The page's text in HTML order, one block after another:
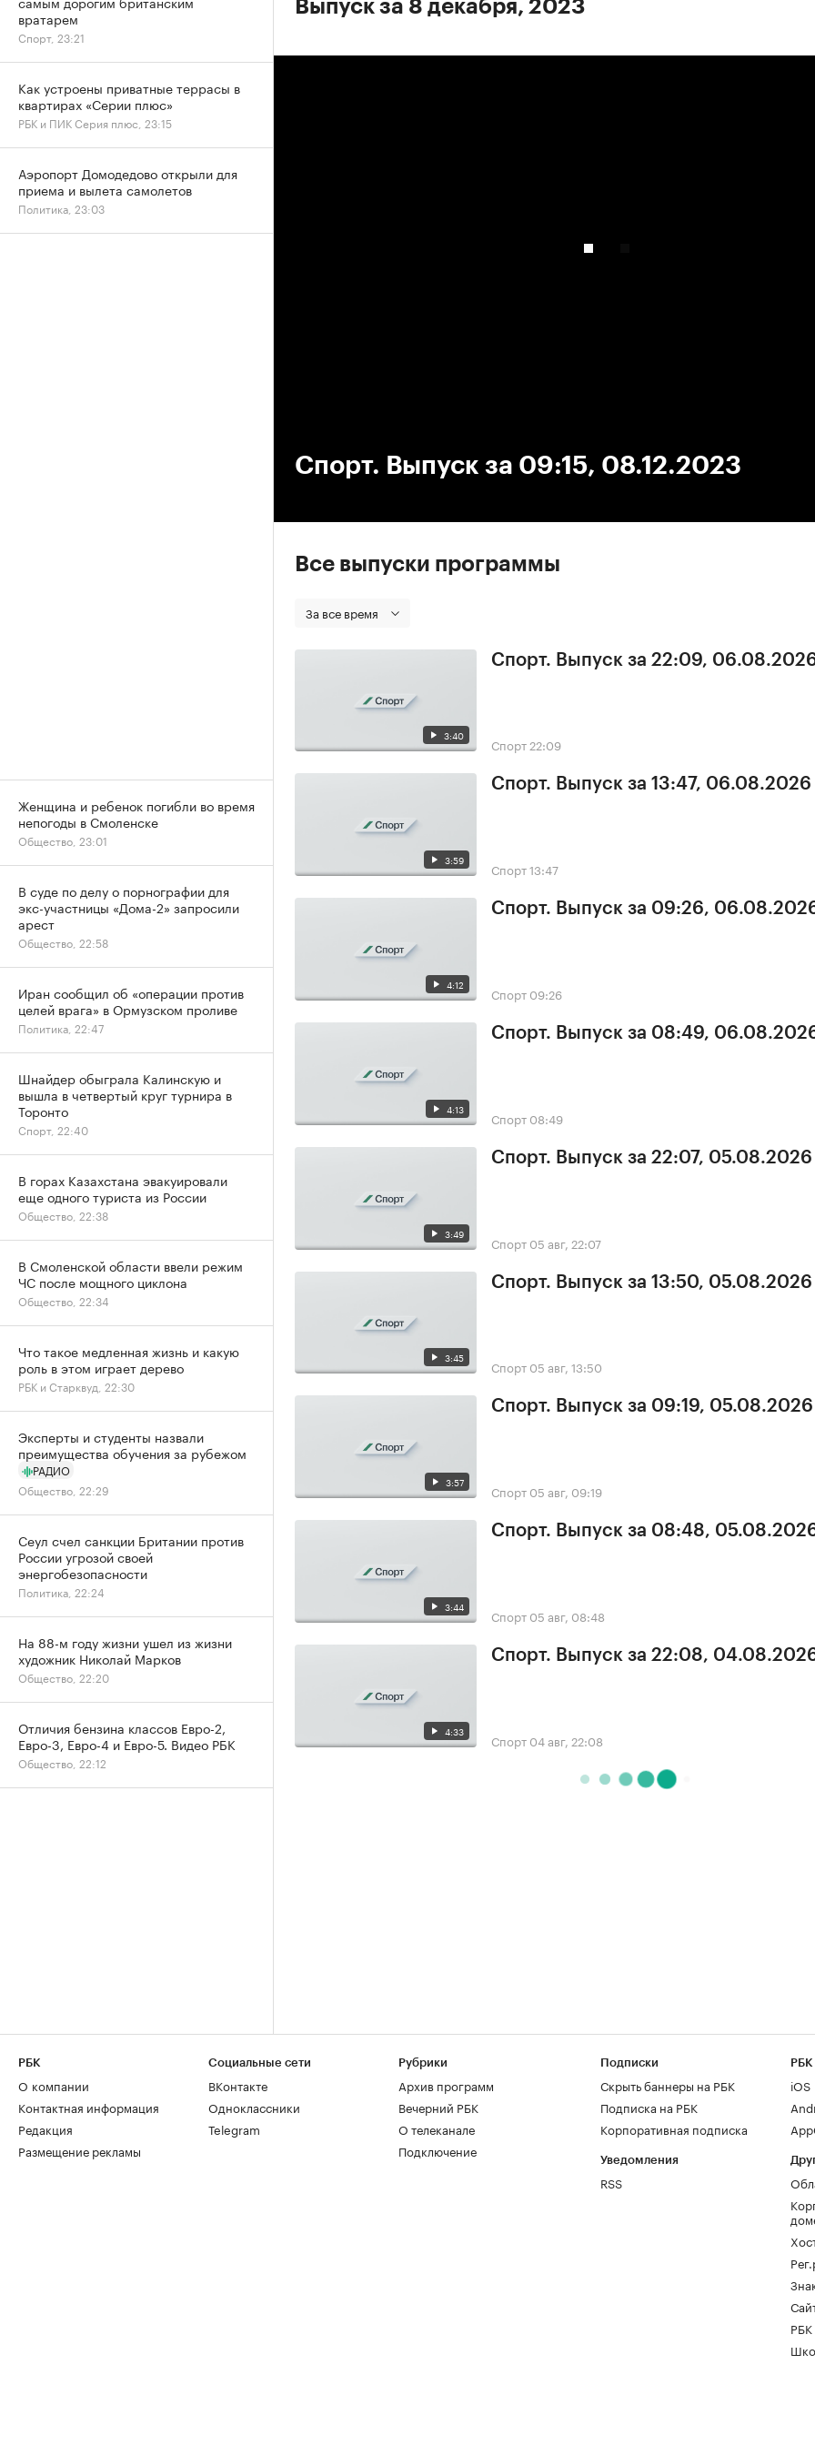
Выпуск за 8 декабря, 2023
Спорт. Выпуск за 09:15, 08.12.2023
Все выпуски программы
За все время
3:40
Спорт. Выпуск за 22:09,
Спорт 22:09
3:59
Спорт. Выпуск за 13:47, 06.08.2026
Спорт13:47
4:12
Спорт. Выпуск за 09:26,
Спорт 09:26
4:13
Спорт. Выпуск за 08:49,
Спорт 08:49
3:49
Спорт. Выпуск за 22:07, 05.08.2026
Спорт 05 авг, 22:07
3:45
Спорт. Выпуск за 13:50, 05.08.2026
Спорт 05 авг, 13:50
3:57
Спорт. Выпуск за 09:19, 05.08.2026
Спорт 05 авг, 09:19
3:44
Спорт. Выпуск за 08:48,
Спорт 05 авг, 08:48
4:33
Спорт. Выпуск за 22:08,
Спорт 04 авг, 22:08
вратарем
Спорт, 23:21
Как устроены приватные террасы в
квартирах «Серии плюс»
РБК и ПИК Серия плюс, 23:15
Аэропорт Домодедово открыли для
приема и вылета самолетов
Политика, 23:03
Женщина и ребенок погибли во время
непогоды в Смоленске
Общество, 23:01
В суде по делу о порнографии для
экс-участницы «Дома-2» запросили
арест
Общество, 22:58
Иран сообщил об «операции против
целей врага» в Ормузском проливе
Политика, 22:47
Шнайдер обыграла Калинскую и
вышла в четвертый круг турнира в
Торонто
Спорт, 22:40
В горах Казахстана эвакуировали
еще одного туриста из России
Общество, 22:38
В Смоленской области ввели режим
ЧС после мощного циклона
Общество, 22:34
Что такое медленная жизнь и какую
роль в этом играет дерево
РБК и Старквуд, 22:30
Эксперты и студенты назвали
преимущества обучения за рубежом
РАДИО
Общество, 22:29
Сеул счел санкции Британии против
России угрозой своей
энергобезопасности
Политика, 22:24
На 88-м году жизни ушел из жизни
художник Николай Марков
Общество, 22:20
Отличия бензина классов Евро-2,
Евро-3, Евро-4 и Евро-5. Видео РБК
Общество, 22:12
РБК
О компании
Контактная информация
Редакция
Размещение рекламы
Социальные сети
ВКонтакте
Одноклассники
Telegram
Рубрики
Архив программ
Вечерний РБК
О телеканале
Подключение
Подписки
Скрыть баннеры на РБК
Подписка на РБК
Корпоративная подписка
Уведомления
RSS
РБК
iOS